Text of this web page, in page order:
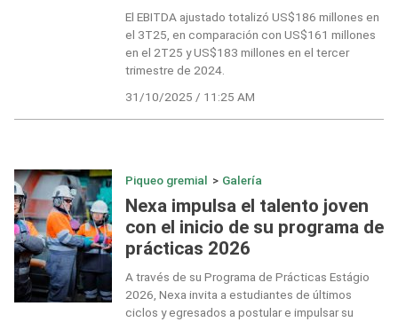
El EBITDA ajustado totalizó US$186 millones en
el 3T25, en comparación con US$161 millones
en el 2T25 y US$183 millones en el tercer
trimestre de 2024.
31/10/2025 / 11:25 AM
Piqueo gremial > Galería
Nexa impulsa el talento joven
con el inicio de su programa de
prácticas 2026
A través de su Programa de Prácticas Estágio
2026, Nexa invita a estudiantes de últimos
ciclos y egresados a postular e impulsar su